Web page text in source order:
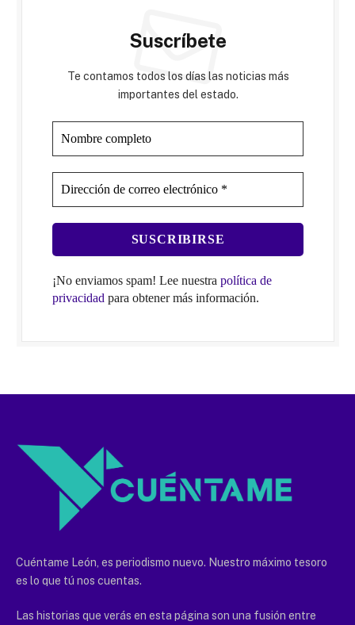
Suscríbete
Te contamos todos los días las noticias más
importantes del estado.
¡No enviamos spam! Lee nuestra política de
privacidad para obtener más información.
Cuéntame León, es periodismo nuevo. Nuestro máximo tesoro
es lo que tú nos cuentas.
Las historias que verás en esta página son una fusión entre